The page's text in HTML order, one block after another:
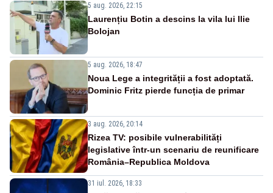
5 aug. 2026, 22:15
Laurențiu Botin a descins la vila lui Ilie
Bolojan
5 aug. 2026, 18:47
Noua Lege a integrității a fost adoptată.
Dominic Fritz pierde funcția de primar
3 aug. 2026, 20:14
Rizea TV: posibile vulnerabilități
legislative într-un scenariu de reunificare
România–Republica Moldova
31 iul. 2026, 18:33